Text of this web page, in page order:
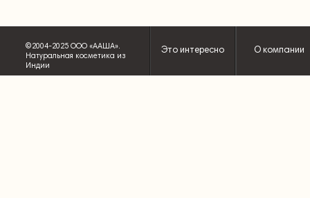
Это интересно О компании
©2004-2025 ООО «ААША».
Натуральная косметика из
Индии